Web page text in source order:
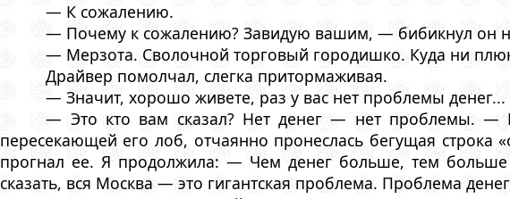
— К сожалению.
— Почему к сожалению? Завидую вашим, — бибикнул он
— Мерзота. Сволочной торговый городишко. Куда ни
Драйвер помолчал, слегка притормаживая.
— Значит, хорошо живете, раз у вас нет проблемы
— Это кто вам сказал? Нет денег — нет проблемы. —
пересекающей его лоб, отчаянно пронеслась бегущая строка
прогнал ее. Я продолжила: — Чем денег больше, тем
сказать, вся Москва — это гигантская проблема. Проблема